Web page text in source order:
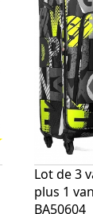
Lot de 3
plus 1
BA50604